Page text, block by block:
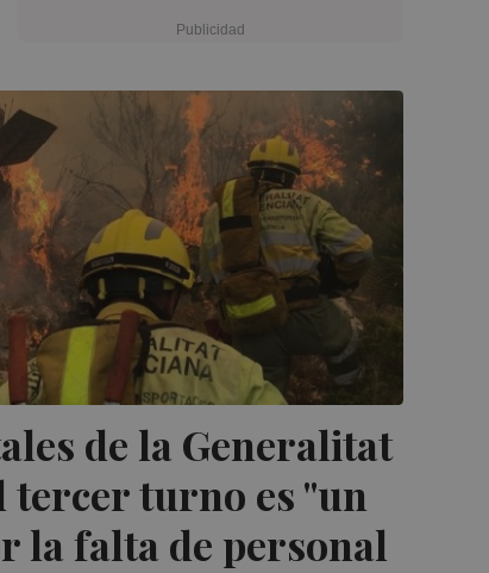
de la Generalitat
tercer turno es "un
la falta de personal